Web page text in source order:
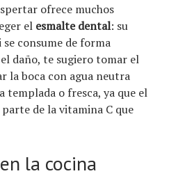
ofrece muchos
el esmalte dental: su
consume de forma
daño, te sugiero tomar el
la boca con agua neutra
templada o fresca, ya que el
de la vitamina C que
la cocina